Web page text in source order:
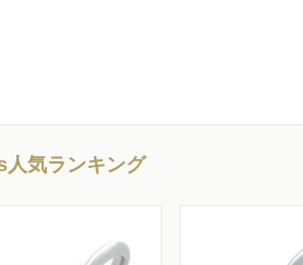
気ランキング